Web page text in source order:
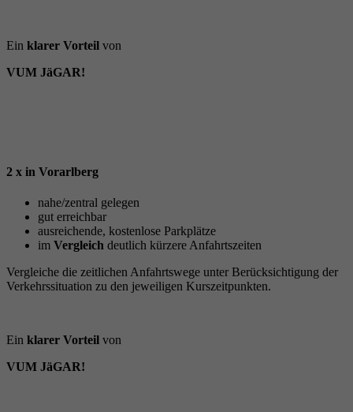
Ein klarer Vorteil von
VUM JäGAR!
2 x in Vorarlberg
nahe/zentral gelegen
gut erreichbar
ausreichende, kostenlose Parkplätze
im Vergleich deutlich kürzere Anfahrtszeiten
Vergleiche die zeitlichen Anfahrtswege unter Berücksichtigung der
Verkehrssituation zu den jeweiligen Kurszeitpunkten.
Ein klarer Vorteil von
VUM JäGAR!